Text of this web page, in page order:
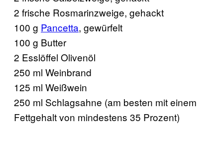
2 frische Rosmarinzweige, gehackt
100 g Pancetta, gewürfelt
100 g Butter
2 Esslöffel Olivenöl
250 ml Weinbrand
125 ml Weißwein
250 ml Schlagsahne (am besten mit einem
Fettgehalt von mindestens 35 Prozent)